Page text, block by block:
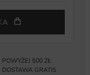
POWYŻEJ 500 ZŁ
DOSTAWA GRATIS